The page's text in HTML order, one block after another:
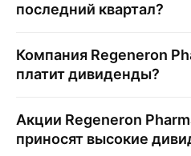
последний квартал?
Компания Regeneron
платит дивиденды?
Акции Regeneron
приносят высокие